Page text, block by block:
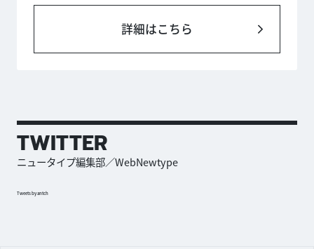
詳細はこちら
TWITTER
ニュータイプ編集部／WebNewtype
Tweets by antch